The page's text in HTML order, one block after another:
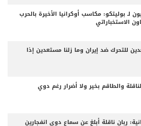
لـ بوليتكو: مكاسب أوكرانيا الأخيرة بالحرب
الاستخباراتي
للتحرك ضد إيران وما زلنا مستعدين إذا
والطاقم بخير ولا أضرار رغم دوي
ربان ناقلة أبلغ عن سماع دوي انفجارين